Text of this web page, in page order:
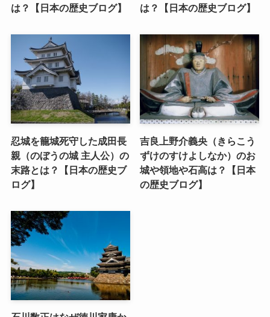
は？【日本の歴史ブログ】
は？【日本の歴史ブログ】
忍城を籠城死守した成田長
親（のぼうの城 主人公）の
末路とは？【日本の歴史ブ
ログ】
吉良上野介義央（きらこう
ずけのすけよしなか）のお
城や領地や石高は？【日本
の歴史ブログ】